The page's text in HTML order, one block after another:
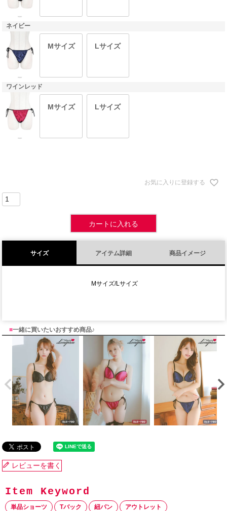
ネイビー
Mサイズ Lサイズ
ワインレッド
Mサイズ Lサイズ
お気に入りに登録する
カートに入れる
サイズ アイテム詳細 商品イメージ
Mサイズ/Lサイズ
■一緒に買いたいおすすめ商品♪
レビューを書く
単品ショーツ Tバック 紐パン アウトレット